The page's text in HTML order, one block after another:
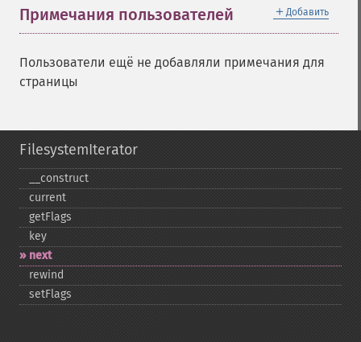
＋ Добавить
Примечания пользователей
Пользователи ещё не добавляли примечания для
страницы
FilesystemIterator
_​_​construct
current
getFlags
key
next
rewind
setFlags